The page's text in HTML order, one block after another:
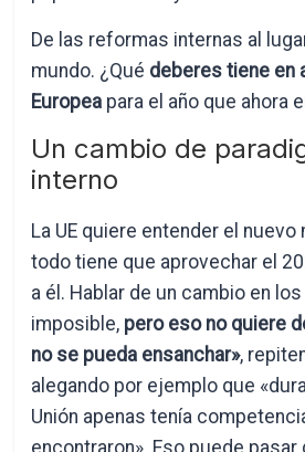
De las reformas internas al
mundo. ¿Qué deberes tiene en
Europea para el año que ahora
Un cambio de
interno
La UE quiere entender el
todo tiene que aprovechar el
a él. Hablar de un cambio en
imposible, pero eso no quiere
no se pueda ensanchar»,
alegando por ejemplo que
Unión apenas tenía
encontraron». Eso puede pasar